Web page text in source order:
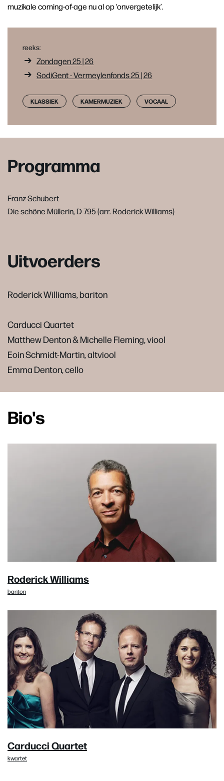
muzikale coming-of-age nu al op ‘onvergetelijk’.
reeks:
Zondagen 25 | 26
SodiGent - Vermeylenfonds 25 | 26
KLASSIEK KAMERMUZIEK VOCAAL
Programma
Franz Schubert
Die schöne Müllerin, D 795 (arr. Roderick Williams)
Uitvoerders
Roderick Williams, bariton
Carducci Quartet
Matthew Denton & Michelle Fleming, viool
Eoin Schmidt-Martin, altviool
Emma Denton, cello
Bio's
Roderick Williams
bariton
Carducci Quartet
kwartet